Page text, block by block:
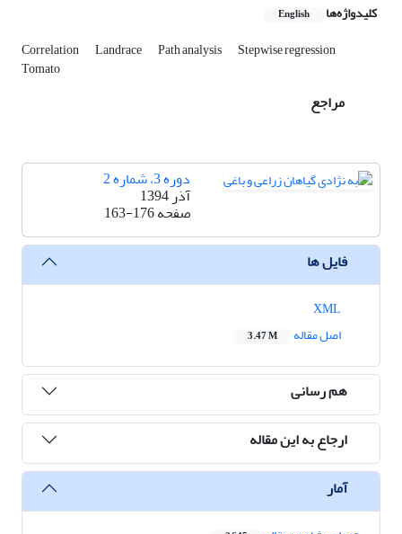
کلیدواژه‌ها English
Correlation Landrace Path analysis Stepwise regression
Tomato
مراجع
دوره 3، شماره 2
آذر 1394
صفحه163-176
فایل ها
اصل مقاله
3.47 M
هم رسانی
ارجاع به این مقاله
آمار